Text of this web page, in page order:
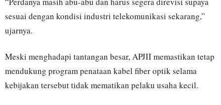
sesuai dengan kondisi industri telekomunikasi sekarang,”
ujarnya.
Meski menghadapi tantangan besar, APJII memastikan tetap
mendukung program penataan kabel fiber optik selama
kebijakan tersebut tidak mematikan pelaku usaha kecil.